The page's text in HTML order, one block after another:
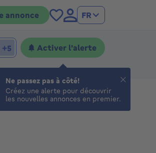
annonce FR
+5 Activer l'alerte
Ne passez pas à côté!
Créez une alerte pour découvrir
les nouvelles annonces en premier.